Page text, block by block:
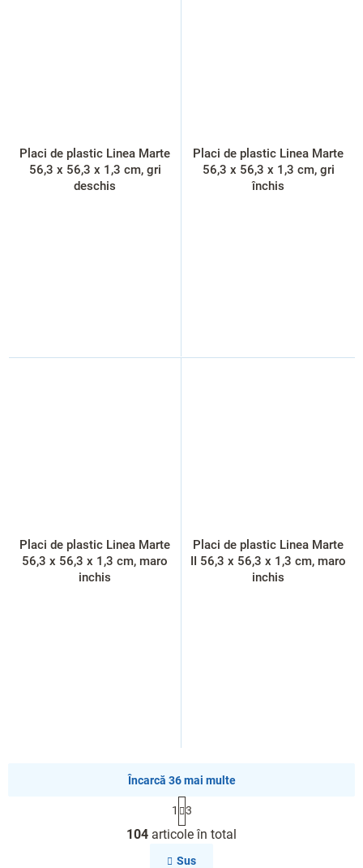
Placi de plastic Linea Marte
56,3 x 56,3 x 1,3 cm, gri
deschis
Placi de plastic Linea Marte
56,3 x 56,3 x 1,3 cm, gri
închis
Placi de plastic Linea Marte
56,3 x 56,3 x 1,3 cm, maro
inchis
Placi de plastic Linea Marte
II 56,3 x 56,3 x 1,3 cm, maro
inchis
C
o
n
Încarcă 36 mai multe
P
a
g
i
n
1 3
104 articole în total
Sus